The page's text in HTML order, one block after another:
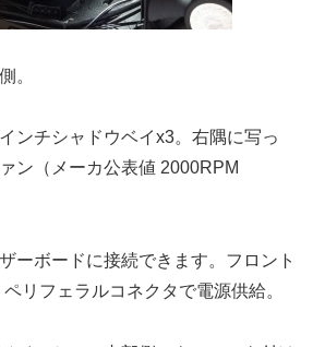
。
ンチシャドウベイx3。右隅に写っ
ン（メーカ公表値 2000RPM
ーボードに接続できます。フロント
リフェラルコネクタで電源供給。